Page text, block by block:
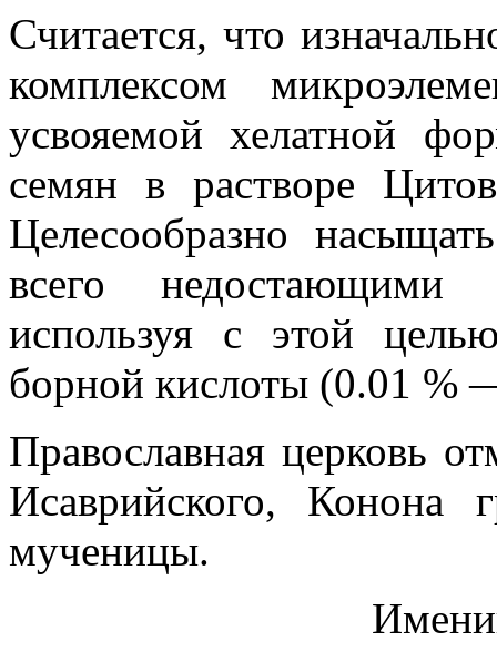
Считается, что
комплексом
усвояемой хелатной
семян в растворе
Целесообразно
всего недостающими
используя с этой
борной кислоты (0.01 %
Православная церковь
Исаврийского, Конона
мученицы.